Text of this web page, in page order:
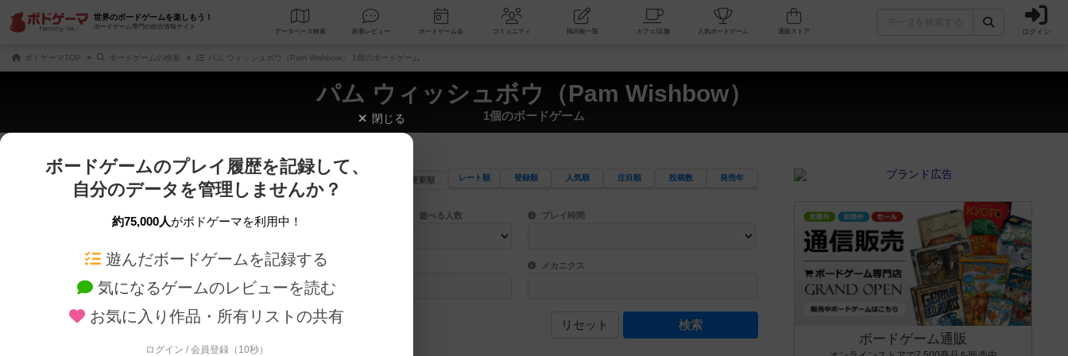
世界のボードゲームを楽しもう！
ボードゲーム専門の総合情報サイト
データベース 検索 新着レビュー ボードゲーム会 コミュニティ 掲示板一覧 カフェ/店舗 人気ボードゲーム ログイン
ボドゲーマTOP ボードゲームの検索 パム ウィッシュボウ（Pam Wishbow） 1個のボードゲーム
パム ウィッシュボウ（Pam Wishbow）
1個のボードゲーム
じっくり表示 更新順 レート順 登録順 人気順 注目順 投稿数 発売年
商品名、商品説明文、デザイナー名、テーマ名、メカニクス名を対象にフリーワード検索ができます。
ゲームデザイナー名を指定して検索できます。
ゲームデザイナー プレイ対象人数に含まれるボードゲームを指定します。
遊べる人数 目安となる所要時間を指定することができます。マニュアルを読む時間や参加者へのルール説明時間は含まれていないため、初めて
プレイ時間
対象年齢を指定します。 世界観や登場人物などモチーフ・ストーリーを指定することができます。直感的にゲームシステムを理解できるよう、中世ファンタジー・クッキング・海賊同士の対決など、ゲームコンセプトを絞
テーマ/フレーバー ゲーム性を構成するコアシステムです。主にボードゲームに慣れている方向けの絞込機能です。例えば「ダイスロール」はランダ
メカニクス
リセット
ボードゲーム通販
閉じる
ボードゲームのプレイ履歴を記録して、
自分のデータを管理しませんか？
約75,000人がボドゲーマを利用中！
遊んだボードゲームを記録する
気になるゲームのレビューを読む
お気に入り作品・所有リストの共有
ログイン / 会員登録（10秒）